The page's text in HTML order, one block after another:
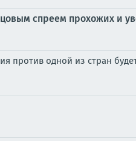
спреем прохожих и
одной из стран